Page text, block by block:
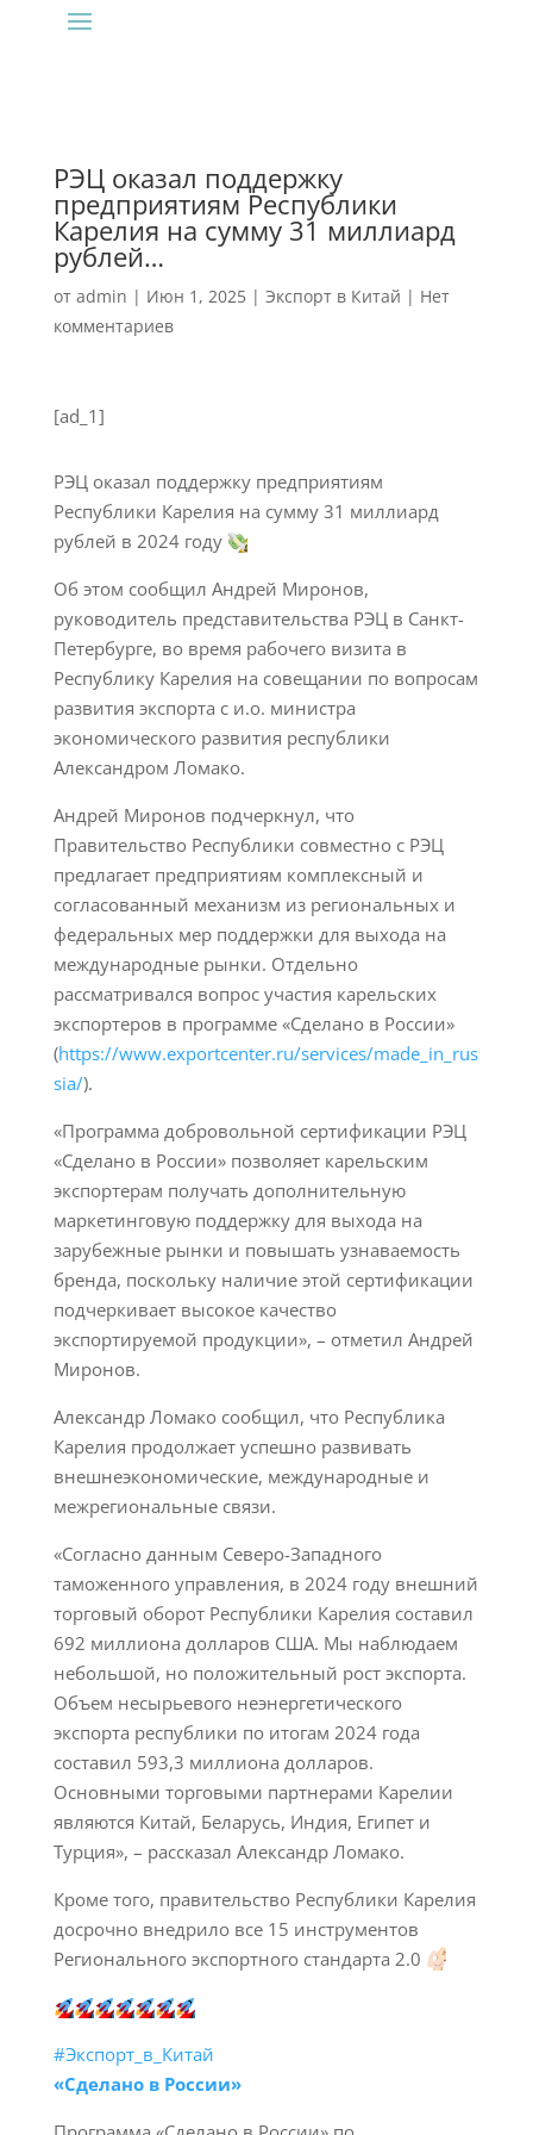
РЭЦ оказал поддержку
предприятиям Республики
Карелия на сумму 31 миллиард
рублей…
от admin | Июн 1, 2025| Экспорт в Китай | Нет
комментариев
[ad_1]
РЭЦ оказал поддержку предприятиям
Республики Карелия на сумму 31 миллиард
рублей в 2024 году
Об этом сообщил Андрей Миронов,
руководитель представительства РЭЦ в Санкт-
Петербурге, во время рабочего визита в
Республику Карелия на совещании по вопросам
развития экспорта с и.о. министра
экономического развития республики
Александром Ломако.
Андрей Миронов подчеркнул, что
Правительство Республики совместно с РЭЦ
предлагает предприятиям комплексный и
согласованный механизм из региональных и
федеральных мер поддержки для выхода на
международные рынки. Отдельно
рассматривался вопрос участия карельских
экспортеров в программе «Сделано в России»
(https://www.exportcenter.ru/services/made_in_rus
sia/).
«Программа добровольной сертификации РЭЦ
«Сделано в России» позволяет карельским
экспортерам получать дополнительную
маркетинговую поддержку для выхода на
зарубежные рынки и повышать узнаваемость
бренда, поскольку наличие этой сертификации
подчеркивает высокое качество
экспортируемой продукции», – отметил Андрей
Миронов.
Александр Ломако сообщил, что Республика
Карелия продолжает успешно развивать
внешнеэкономические, международные и
межрегиональные связи.
«Согласно данным Северо-Западного
таможенного управления, в 2024 году внешний
торговый оборот Республики Карелия составил
692 миллиона долларов США. Мы наблюдаем
небольшой, но положительный рост экспорта.
Объем несырьевого неэнергетического
экспорта республики по итогам 2024 года
составил 593,3 миллиона долларов.
Основными торговыми партнерами Карелии
являются Китай, Беларусь, Индия, Египет и
Турция», – рассказал Александр Ломако.
Кроме того, правительство Республики Карелия
досрочно внедрило все 15 инструментов
Регионального экспортного стандарта 2.0
#Экспорт_в_Китай
«Сделано в России»